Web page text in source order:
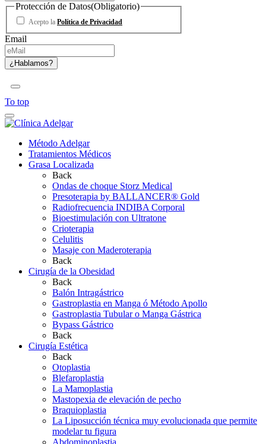
Protección de Datos(Obligatorio)
Acepto la Política de Privacidad
Email
To top
Método Adelgar
Tratamientos Médicos
Grasa Localizada
Back
Ondas de choque Storz Medical
Presoterapia by BALLANCER® Gold
Radiofrecuencia INDIBA Corporal
Bioestimulación con Ultratone
Crioterapia
Celulitis
Masaje con Maderoterapia
Back
Cirugía de la Obesidad
Back
Balón Intragástrico
Gastroplastia en Manga ó Método Apollo
Gastroplastia Tubular o Manga Gástrica
Bypass Gástrico
Back
Cirugía Estética
Back
Otoplastia
Blefaroplastia
La Mamoplastia
Mastopexia de elevación de pecho
Braquioplastia
La Liposucción técnica muy evolucionada que permite
modelar tu figura